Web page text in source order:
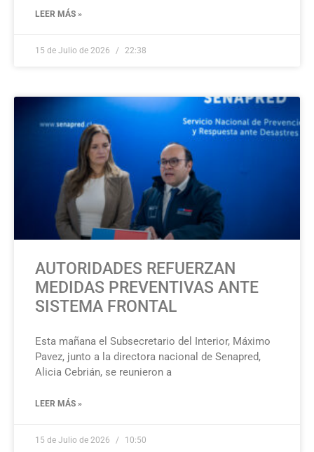
LEER MÁS »
15 de Julio de 2026 22:38
AUTORIDADES REFUERZAN
MEDIDAS PREVENTIVAS ANTE
SISTEMA FRONTAL
Esta mañana el Subsecretario del Interior, Máximo
Pavez, junto a la directora nacional de Senapred,
Alicia Cebrián, se reunieron a
LEER MÁS »
15 de Julio de 2026 10:50